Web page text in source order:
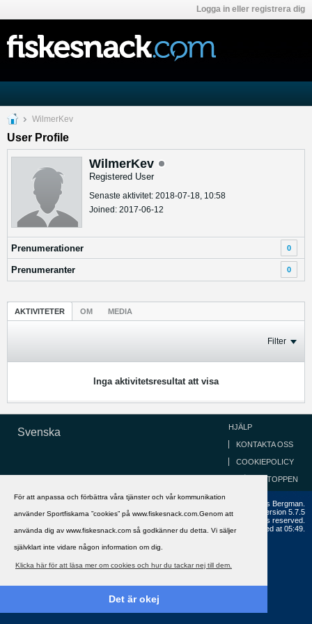
För att anpassa och förbättra våra tjänster och vår kommunikation
använder Sportfiskarna ”cookies” på www.fiskesnack.com.Genom att
använda dig av www.fiskesnack.com så godkänner du detta. Vi säljer
självklart inte vidare någon information om dig.
Klicka här för att läsa mer om cookies och hur du tackar nej till dem.
Det är okej
Logga in eller registrera dig
WilmerKev
User Profile
WilmerKev
Registered User
Senaste aktivitet: 2018-07-18, 10:58
Joined: 2017-06-12
Prenumerationer 0
Prenumeranter 0
AKTIVITETER OM MEDIA
Filter
Inga aktivitetsresultat att visa
Svenska HJÄLP
KONTAKTA OSS
COOKIEPOLICY
GÅ TILL TOPPEN
Copyright ©2002 - 2021, FiskeSnack.com. Grundad 2002 av Anders Bergman.
Powered byvBulletin®
Version 5.7.5
Copyright © 2026 MH Sub I, LLC dba vBulletin. All rights reserved.
All times are GMT+1. This page was generated at 05:49.